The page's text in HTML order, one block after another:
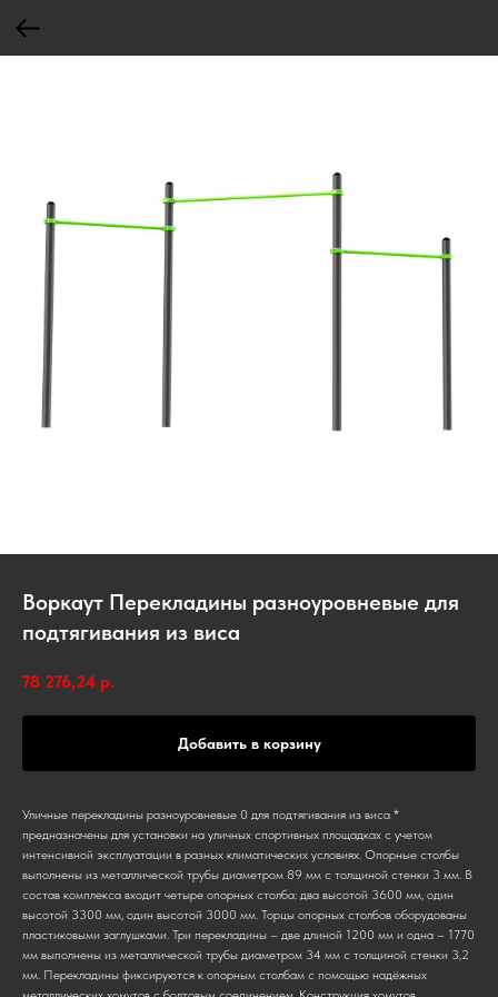
Воркаут Перекладины разноуровневые для
подтягивания из виса
78 276,24 р.
Добавить в корзину
Уличные перекладины разноуровневые 0 для подтягивания из виса *
предназначены для установки на уличных спортивных площадках с учетом
интенсивной эксплуатации в разных климатических условиях. Опорные столбы
выполнены из металлической трубы диаметром 89 мм с толщиной стенки 3 мм. В
состав комплекса входит четыре опорных столба: два высотой 3600 мм, один
высотой 3300 мм, один высотой 3000 мм. Торцы опорных столбов оборудованы
пластиковыми заглушками. Три перекладины – две длиной 1200 мм и одна – 1770
мм выполнены из металлической трубы диаметром 34 мм с толщиной стенки 3,2
мм. Перекладины фиксируются к опорным столбам с помощью надёжных